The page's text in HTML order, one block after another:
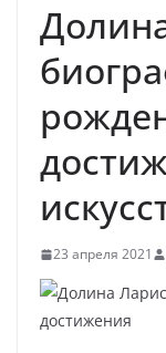
23 апреля 2021